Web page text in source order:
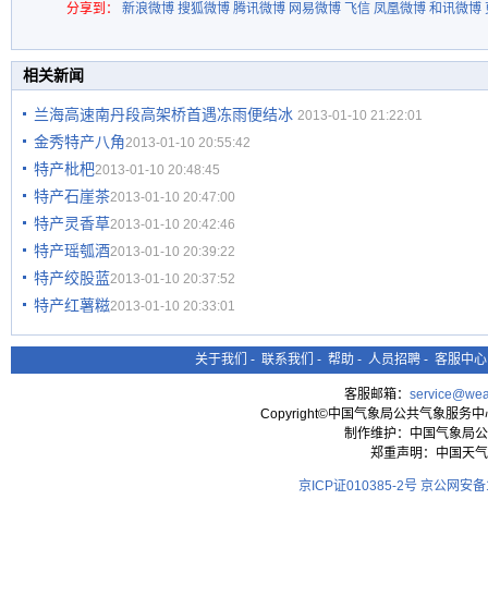
分享到： 新浪微博 搜狐微博 腾讯微博 网易微博 飞信 凤凰微博 和讯微博
相关新闻
兰海高速南丹段高架桥首遇冻雨便结冰 2013-01-10 21:22:01
金秀特产八角2013-01-10 20:55:42
特产枇杷2013-01-10 20:48:45
特产石崖茶2013-01-10 20:47:00
特产灵香草2013-01-10 20:42:46
特产瑶瓠酒2013-01-10 20:39:22
特产绞股蓝2013-01-10 20:37:52
特产红薯糍2013-01-10 20:33:01
关于我们 - 联系我们 - 帮助 - 人员招聘 - 客服中心
客服邮箱：
Copyright©中国气象局公共气象服务
制作维护：中国气象局
郑重声明：中国天
京ICP证010385-2号 京公网安